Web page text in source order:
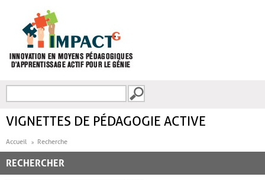
FORMULAIRE DE
VIGNETTES DE PÉDAGOGIE ACTIVE
Accueil Recherche
RECHERCHER